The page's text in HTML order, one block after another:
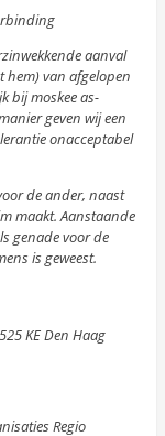
aanval
hem) van afgelopen
bij moskee as-
geven wij een
onacceptabel
de ander, naast
maakt. Aanstaande
genade voor de
is geweest.
KE Den Haag
Regio